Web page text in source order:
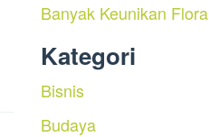
Banyak Keunikan Flora
Kategori
Bisnis
Budaya